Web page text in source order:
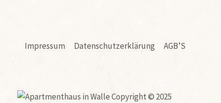
Impressum Datenschutzerklärung AGB’S
Copyright © 2025